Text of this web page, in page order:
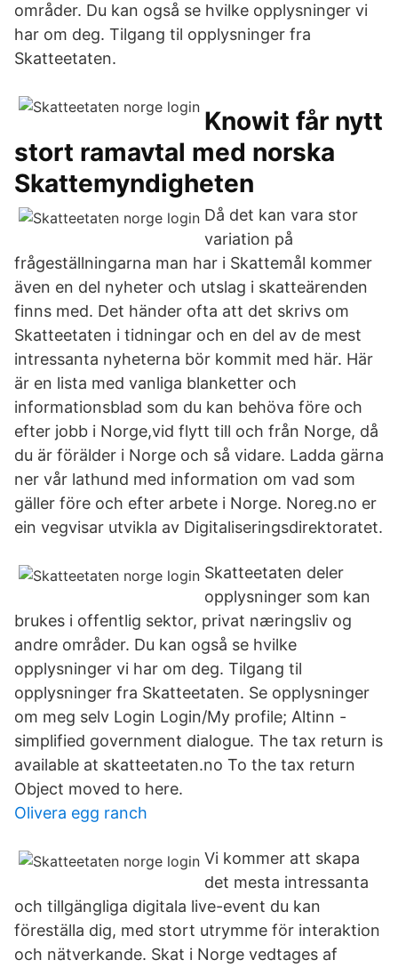
områder. Du kan også se hvilke opplysninger vi
har om deg. Tilgang til opplysninger fra
Skatteetaten.
Knowit får nytt
stort ramavtal med norska
Skattemyndigheten
Då det kan vara stor
variation på
frågeställningarna man har i Skattemål kommer
även en del nyheter och utslag i skatteärenden
finns med. Det händer ofta att det skrivs om
Skatteetaten i tidningar och en del av de mest
intressanta nyheterna bör kommit med här. Här
är en lista med vanliga blanketter och
informationsblad som du kan behöva före och
efter jobb i Norge,vid flytt till och från Norge, då
du är förälder i Norge och så vidare. Ladda gärna
ner vår lathund med information om vad som
gäller före och efter arbete i Norge. Noreg.no er
ein vegvisar utvikla av Digitaliseringsdirektoratet.
Skatteetaten deler
opplysninger som kan
brukes i offentlig sektor, privat næringsliv og
andre områder. Du kan også se hvilke
opplysninger vi har om deg. Tilgang til
opplysninger fra Skatteetaten. Se opplysninger
om meg selv Login Login/My profile; Altinn -
simplified government dialogue. The tax return is
available at skatteetaten.no To the tax return
Object moved to here.
Olivera egg ranch
Vi kommer att skapa
det mesta intressanta
och tillgängliga digitala live-event du kan
föreställa dig, med stort utrymme för interaktion
och nätverkande. Skat i Norge vedtages af